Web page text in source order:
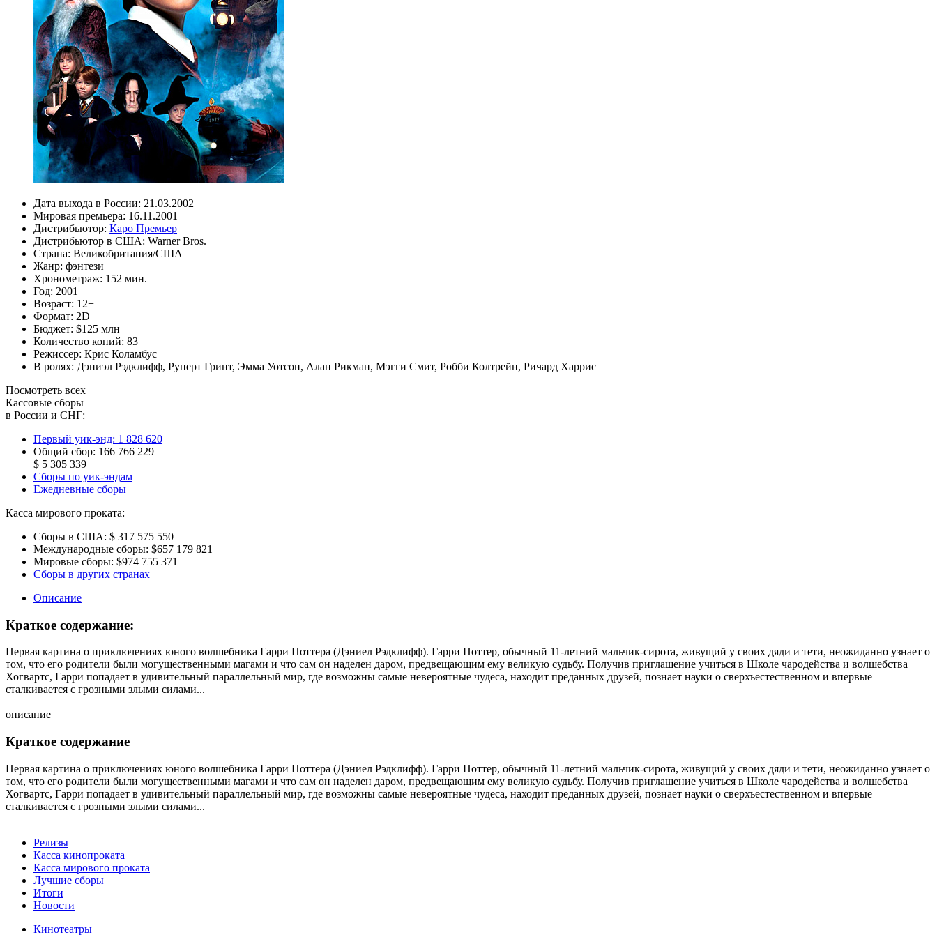
Дата выхода в России: 21.03.2002
Мировая премьера: 16.11.2001
Дистрибьютор: Каро Премьер
Дистрибьютор в США: Warner Bros.
Страна: Великобритания/США
Жанр: фэнтези
Хронометраж: 152 мин.
Год: 2001
Возраст: 12+
Формат: 2D
Бюджет: $125 млн
Количество копий: 83
Режиссер: Крис Коламбус
В ролях: Дэниэл Рэдклифф, Руперт Гринт, Эмма Уотсон, Алан Рикман, Мэгги Смит, Робби Колтрейн, Ричард Харрис
Посмотреть всех
Кассовые сборы
в России и СНГ:
Первый уик-энд: 1 828 620
Общий сбор: 166 766 229
$ 5 305 339
Сборы по уик-эндам
Ежедневные сборы
Касса мирового проката:
Сборы в США: $ 317 575 550
Международные сборы: $657 179 821
Мировые сборы: $974 755 371
Сборы в других странах
Описание
Краткое содержание:
Первая картина о приключениях юного волшебника Гарри Поттера (Дэниел Рэдклифф). Гарри Поттер, обычный 11-летний мальчик-сирота, живущий у своих дяди и тети, неожиданно узнает о
том, что его родители были могущественными магами и что сам он наделен даром, предвещающим ему великую судьбу. Получив приглашение учиться в Школе чародейства и волшебства
Хогвартс, Гарри попадает в удивительный параллельный мир, где возможны самые невероятные чудеса, находит преданных друзей, познает науки о сверхъестественном и впервые
сталкивается с грозными злыми силами...
описание
Краткое содержание
Первая картина о приключениях юного волшебника Гарри Поттера (Дэниел Рэдклифф). Гарри Поттер, обычный 11-летний мальчик-сирота, живущий у своих дяди и тети, неожиданно узнает о
том, что его родители были могущественными магами и что сам он наделен даром, предвещающим ему великую судьбу. Получив приглашение учиться в Школе чародейства и волшебства
Хогвартс, Гарри попадает в удивительный параллельный мир, где возможны самые невероятные чудеса, находит преданных друзей, познает науки о сверхъестественном и впервые
сталкивается с грозными злыми силами...
Релизы
Касса кинопроката
Касса мирового проката
Лучшие сборы
Итоги
Новости
Кинотеатры